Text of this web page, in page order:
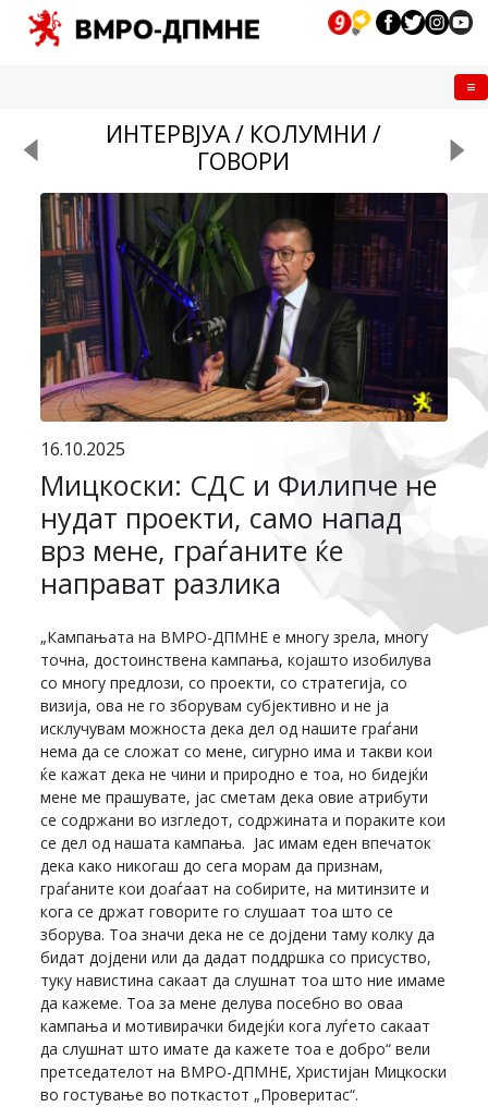
ИНТЕРВЈУА / КОЛУМНИ /
ГОВОРИ
16.10.2025
Мицкоски: СДС и Филипче не
нудат проекти, само напад
врз мене, граѓаните ќе
направат разлика
„Кампањата на ВМРО-ДПМНЕ е многу зрела, многу
точна, достоинствена кампања, којашто изобилува
со многу предлози, со проекти, со стратегија, со
визија, ова не го зборувам субјективно и не ја
исклучувам можноста дека дел од нашите граѓани
нема да се сложат со мене, сигурно има и такви кои
ќе кажат дека не чини и природно е тоа, но бидејќи
мене ме прашувате, јас сметам дека овие атрибути
се содржани во изгледот, содржината и пораките кои
се дел од нашата кампања. Јас имам еден впечаток
дека како никогаш до сега морам да признам,
граѓаните кои доаѓаат на собирите, на митинзите и
кога се држат говорите го слушаат тоа што се
зборува. Тоа значи дека не се дојдени таму колку да
бидат дојдени или да дадат поддршка со присуство,
туку навистина сакаат да слушнат тоа што ние имаме
да кажеме. Тоа за мене делува посебно во оваа
кампања и мотивирачки бидејќи кога луѓето сакаат
да слушнат што имате да кажете тоа е добро“ вели
претседателот на ВМРО-ДПМНЕ, Христијан Мицкоски
во гостување во поткастот „Проверитас“.